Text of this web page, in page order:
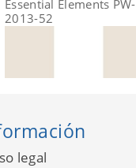
Essential Elements PW-
2013-52
legal